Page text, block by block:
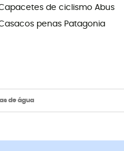
de ciclismo Abus
penas Patagonia
de água